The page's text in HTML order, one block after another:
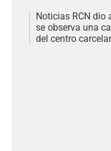
Noticias RCN dio
se observa una
del centro